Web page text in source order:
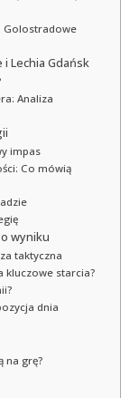
Golostradowe
i Lechia Gdańsk
Analiza
impas
Co mówią
wyniku
taktyczna
kluczowe starcia?
dnia
na grę?